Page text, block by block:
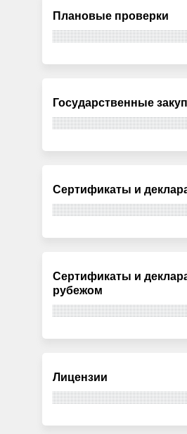
Плановые проверки
Государственные
Сертификаты и
Сертификаты и
рубежом
Лицензии